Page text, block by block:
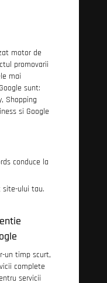
motor de
promovarii
mai
sunt:
Shopping
si Google
conduce la
site-ului tau.
un timp scurt,
complete
servicii